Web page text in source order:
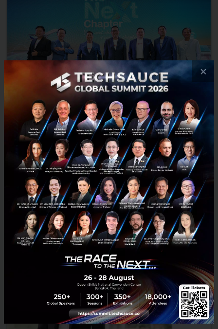
ส่อง SCG : The Next Chapter แผนสยายปีกทุกไลน์ธุรกิจ
เพื่อร่วมพิชิตเป้าหมาย Net Zero
รวมโซลูชันใหม่จากงาน SCG : The Next Chapter ทั้งด้านพลังงานสะอาด
สุขภาพและการแพทย์ ดิจิทัลโลจิสติกส์ นวัตกรรมกรีน สมาร์ทลิฟวิ่ง หุ่น
ยนต์อัจฉริยะ...
ธันวาคม 14, 2022| ByPhatphicha Lerksirinukul
103
Sustainable Focus ev scg iot biomass
×